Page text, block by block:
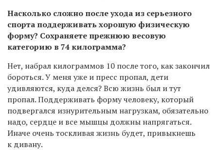
Насколько сложно после ухода из серьезного
спорта поддерживать хорошую физическую
форму? Сохраняете прежнюю весовую
категорию в 74 килограмма?
Нет, набрал килограммов 10 после того, как закончил
бороться. У меня уже и пресс пропал, дети
удивляются, куда делся? Всю жизнь был и тут
пропал. Поддерживать форму человеку, который
подвергался изнурительным нагрузкам, обязательно
надо, сердце и все мышцы должны напрягаться.
Иначе очень тоскливая жизнь будет, привыкнешь
к дивану.